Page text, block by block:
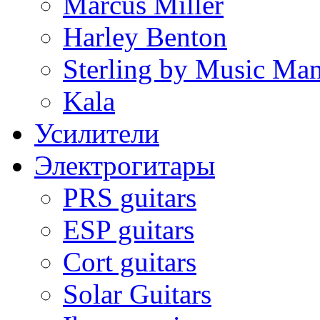
Harley Benton
Sterling by Music
Kala
Усилители
Электрогитары
PRS guitars
ESP guitars
Cort guitars
Solar Guitars